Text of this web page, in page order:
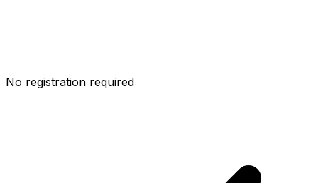
No registration required